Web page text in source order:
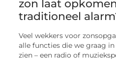
zon laat
traditioneel
Veel wekkers voor
alle functies die we graag
zien – een radio of